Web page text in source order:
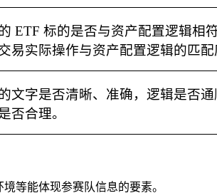
ETF 标的是否与资产配置逻辑相符
易实际操作与资产配置逻辑的匹配
文字是否清晰、准确，逻辑是否通
否合理。
等能体现参赛队信息的要素。